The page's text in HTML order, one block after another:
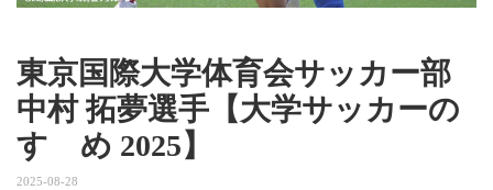
東京国際大学体育会サッカー部
中村 拓夢選手【大学サッカーの
すゝめ 2025】
2025-08-28